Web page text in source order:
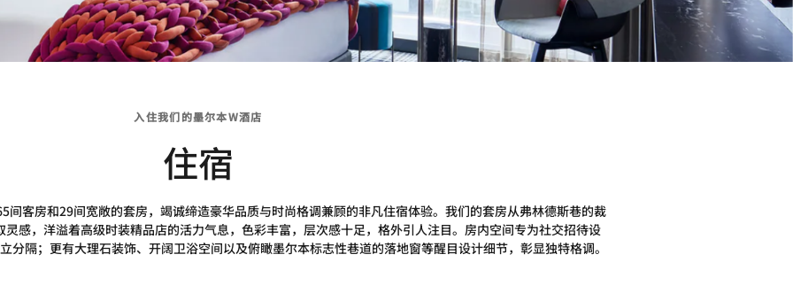
入住我们的墨尔本W酒店
住宿
间客房和29间宽敞的套房，竭诚缔造豪华品质与时尚格调兼顾的非凡住宿体验。我们的套房从弗林德斯巷的裁
感，洋溢着高级时装精品店的活力气息，色彩丰富，层次感十足，格外引人注目。房内空间专为社交招待设
分隔；更有大理石装饰、开阔卫浴空间以及俯瞰墨尔本标志性巷道的落地窗等醒目设计细节，彰显独特格调。